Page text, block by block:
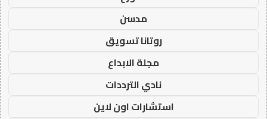
مدسن
روتانا تسويق
مجلة الابداع
نادي الترددات
استشارات اون لاين